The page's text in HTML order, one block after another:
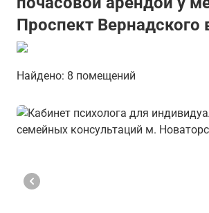
Проспект Вернадского
Найдено: 8 помещений